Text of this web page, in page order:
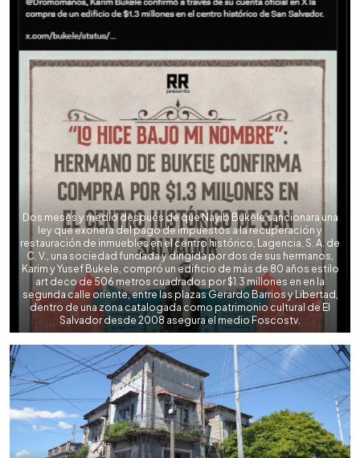
Dos meses y medio después de que Nayib Bukele sancionara una
ley que exonera del pago de impuestos a la recuperación y
restauración de inmuebles en el centro histórico, Lagencia, S. A. de
C. V., una sociedad fundada y dirigida por dos de sus hermanos,
Karim y Yusef Bukele, compró un edificio de más de 80 años estilo
art deco de 506 metros cuadrados por $1.3 millones en en la
segunda calle oriente, entre las plazas Gerardo Barrios y Libertad,
dentro de una zona catalogada como patrimonio cultural de El
Salvador desde 2008 asegura el medio Foscostv.